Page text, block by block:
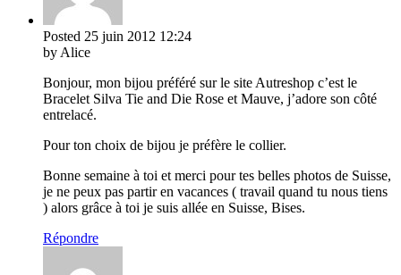
Posted 25 juin 2012 12:24
by Alice
Bonjour, mon bijou préféré sur le site Autreshop c’est le
Bracelet Silva Tie and Die Rose et Mauve, j’adore son côté
entrelacé.
Pour ton choix de bijou je préfère le collier.
Bonne semaine à toi et merci pour tes belles photos de Suisse,
je ne peux pas partir en vacances ( travail quand tu nous tiens
) alors grâce à toi je suis allée en Suisse, Bises.
Répondre